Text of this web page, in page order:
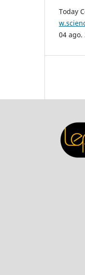
Today
04 ago.